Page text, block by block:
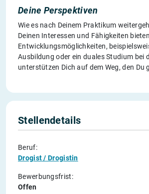
Deine Perspektiven
Wie es nach Deinem Praktikum
Deinen Interessen und Fähigkeiten
Entwicklungsmöglichkeiten,
Ausbildung oder ein duales Studium bei
unterstützen Dich auf dem Weg, den Du
Stellendetails
Beruf:
Drogist / Drogistin
Bewerbungsfrist:
Offen